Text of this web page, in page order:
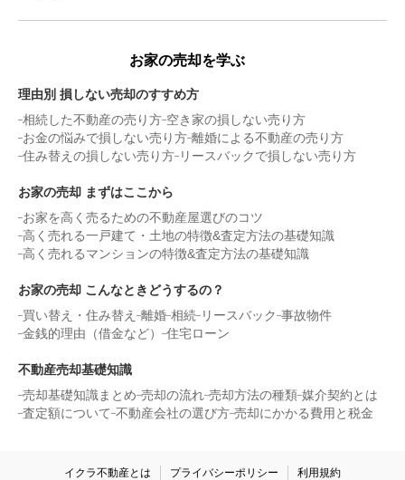
お家の売却を学ぶ
理由別 損しない売却のすすめ方
相続した不動産の売り方 空き家の損しない売り方
お金の悩みで損しない売り方 離婚による不動産の売り方
住み替えの損しない売り方 リースバックで損しない売り方
お家の売却 まずはここから
お家を高く売るための不動産屋選びのコツ
高く売れる一戸建て・土地の特徴&査定方法の基礎知識
高く売れるマンションの特徴&査定方法の基礎知識
お家の売却 こんなときどうするの？
買い替え・住み替え
離婚 相続 リースバック 事故物件
金銭的理由（借金など）
住宅ローン
不動産売却基礎知識
売却基礎知識まとめ 売却の流れ 売却方法の種類 媒介契約とは
査定額について 不動産会社の選び方 売却にかかる費用と税金
イクラ不動産とは プライバシーポリシー 利用規約